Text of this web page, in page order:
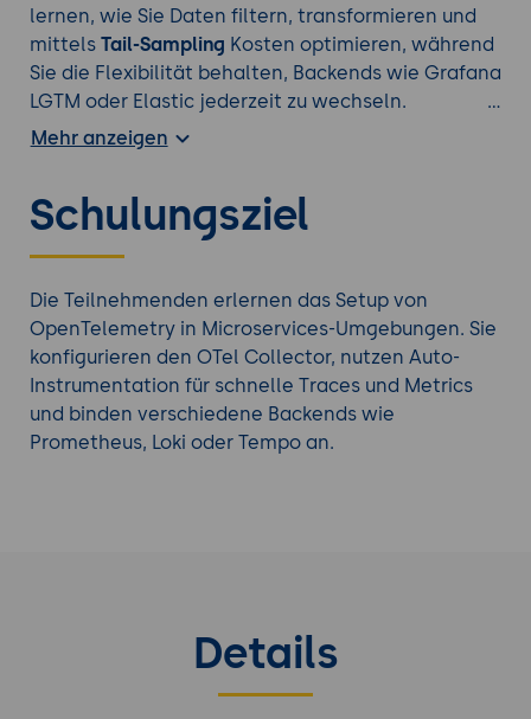
lernen, wie Sie Daten filtern, transformieren und
mittels Tail-Sampling Kosten optimieren, während
Sie die Flexibilität behalten, Backends wie Grafana
LGTM oder Elastic jederzeit zu wechseln.
Unternehmen vermeiden durch den Einsatz von
Telemetriedaten. Sie reduzieren die Performance-
Last auf den Applikationen durch den Einsatz von
ihre Cloud-Kosten durch intelligentes Tail-
Sampling im Collector. Mit OpenTelemetry
schaffen Sie eine standardisierte Basis für
modernes SRE und beschleunigen die
Fehlerbehebung in komplexen, verteilten
Systemen.
Mehr anzeigen
Schulungsziel
Die Teilnehmenden erlernen das Setup von
OpenTelemetry in Microservices-Umgebungen. Sie
konfigurieren den OTel Collector, nutzen Auto-
Instrumentation für schnelle Traces und Metrics
und binden verschiedene Backends wie
Prometheus, Loki oder Tempo an.
Details